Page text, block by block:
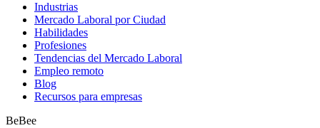
Industrias
Mercado Laboral por Ciudad
Habilidades
Profesiones
Tendencias del Mercado Laboral
Empleo remoto
Blog
Recursos para empresas
BeBee